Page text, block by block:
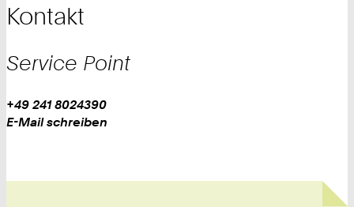
Kontakt
Service Point
Work
Telefon:
+
+49 241 8024390
Work
E-Mail schreiben